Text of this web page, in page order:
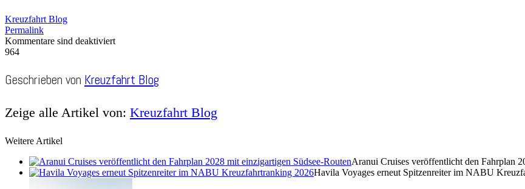
Kreuzfahrt Blog
Permalink
Kommentare sind deaktiviert
964
Geschrieben von Kreuzfahrt Blog
Zeige alle Artikel von: Kreuzfahrt Blog
Weitere Artikel
Aranui Cruises veröffentlicht den Fahrplan
Havila Voyages erneut Spitzenreiter im NABU